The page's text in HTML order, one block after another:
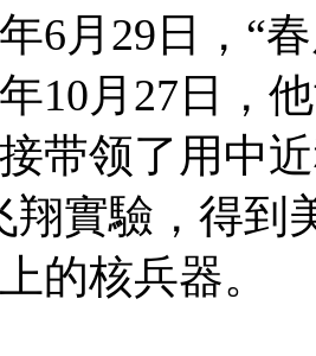
6月29日，“
10月27日，
带领了用中
翔實驗，得到
的核兵器。